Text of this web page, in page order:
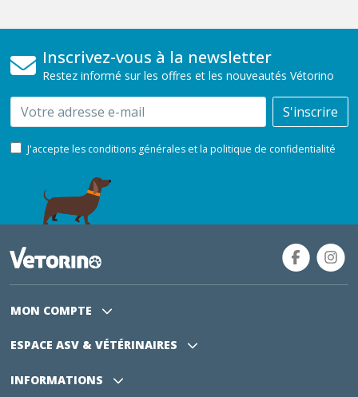
Inscrivez-vous à la newsletter
Restez informé sur les offres et les nouveautés Vétorino
Email S'inscrire
J'accepte les conditions générales et la politique de confidentialité
MON COMPTE
ESPACE ASV & VÉTÉRINAIRES
INFORMATIONS